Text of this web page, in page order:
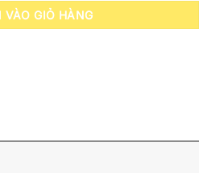
VÀO GIỎ HÀNG